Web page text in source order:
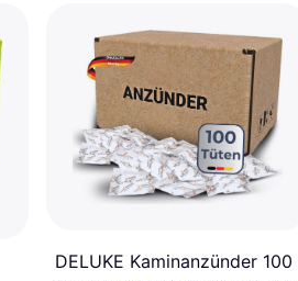
DELUKE Kaminanzünder 100